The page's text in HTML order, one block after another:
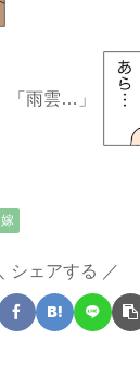
「雨雲…」
嫁
シェアする